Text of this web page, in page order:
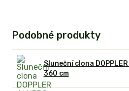
Podobné produkty
Sluneční clona
360 cm